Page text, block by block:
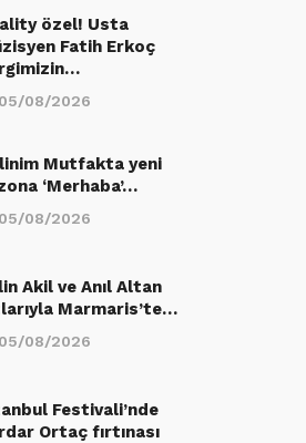
özel! Usta
Fatih Erkoç
05/08/2026
Mutfakta yeni
‘Merhaba’…
05/08/2026
Akil ve Anıl Altan
Marmaris’te…
05/08/2026
Festivali’nde
Ortaç fırtınası